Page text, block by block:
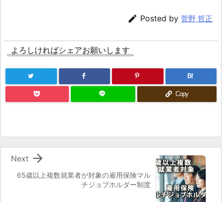
傷
病
手
金
病
に
よ
 Posted by 菅野 哲正
よろしければシェアお願いします
B!
Copy
65歳以上複数就業者が対象の雇用保険マル
チジョブホルダー制度

Next